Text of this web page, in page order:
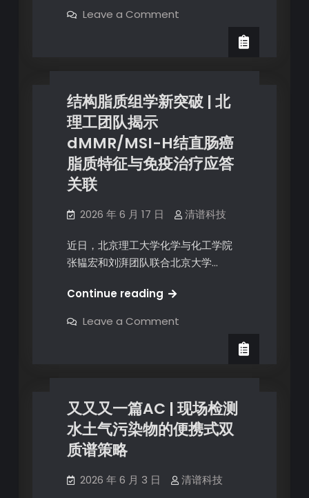
Leave a Comment
结构脂质组学新突破 | 北
理工团队揭示
dMMR/MSI-H结直肠癌
脂质特征与免疫治疗应答
关联
2026 年 6 月 17 日 清谱科技
近日，北京理工大学化学与化工学院
张韫宏和刘湃团队联合北京大学…
Continue reading
Leave a Comment
又又又一篇AC | 现场检测
水土气污染物的便携式双
质谱策略
2026 年 6 月 3 日 清谱科技